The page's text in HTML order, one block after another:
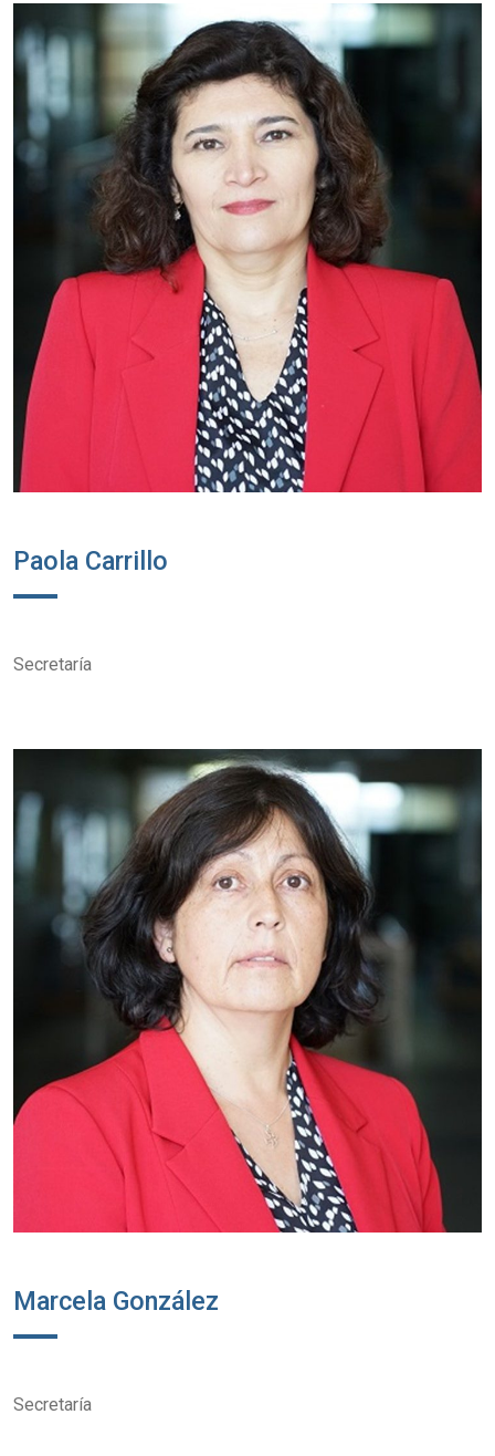
Paola Carrillo
Secretaría
Marcela González
Secretaría